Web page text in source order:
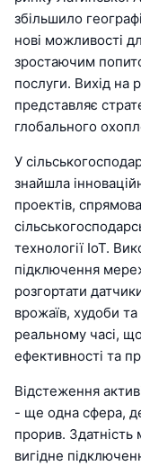
збільшило
нові можливості
зростаючим
послуги. Вихід на
представляє
глобального
У
знайшла
проектів,
технології IoT.
підключення
розгортати
врожаїв, худоби
реальному часі,
ефективності та
Відстеження
- ще одна сфера,
прорив. Здатність
вигідне